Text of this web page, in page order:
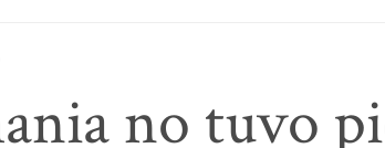
no tuvo